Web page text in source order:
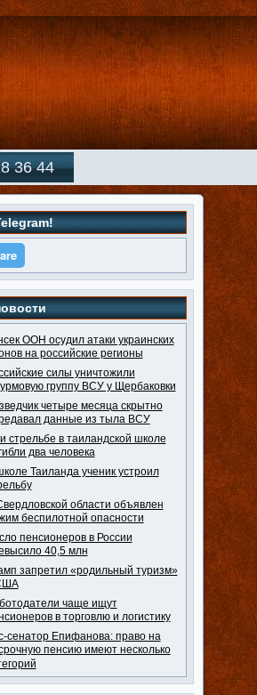
36 44
ООН осудил атаки украинских
на российские регионы
силы уничтожили
группу ВСУ у Щербаковки
четыре месяца скрытно
данные из тыла ВСУ
стрельбе в таиландской школе
два человека
Таиланда ученик устроил
области объявлен
беспилотной опасности
пенсионеров в России
40,5 млн
запретил «родильный туризм»
чаще ищут
в торговлю и логистику
сенатор Епифанова: право на
пенсию имеют несколько